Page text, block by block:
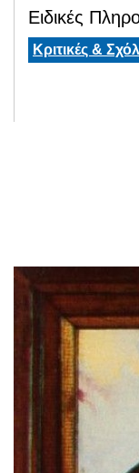
Ειδικές
Κριτικές &